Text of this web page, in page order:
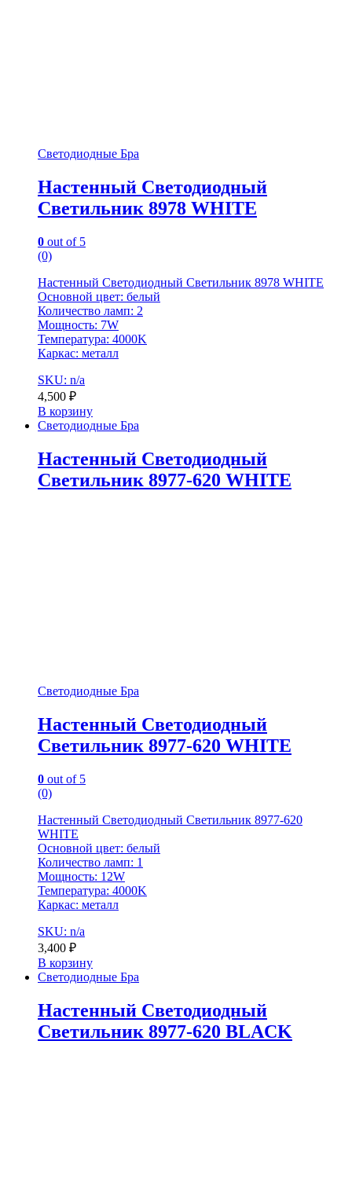
Светодиодные Бра
Настенный Светодиодный
Светильник 8978 WHITE
0 out of 5
(0)
Настенный Светодиодный Светильник 8978 WHITE
Основной цвет: белый
Количество ламп: 2
Мощность: 7W
Температура: 4000K
Каркас: металл
SKU: n/a
4,500 ₽
В корзину
Светодиодные Бра
Настенный Светодиодный
Светильник 8977-620 WHITE
Светодиодные Бра
Настенный Светодиодный
Светильник 8977-620 WHITE
0 out of 5
(0)
Настенный Светодиодный Светильник 8977-620
WHITE
Основной цвет: белый
Количество ламп: 1
Мощность: 12W
Температура: 4000K
Каркас: металл
SKU: n/a
3,400 ₽
В корзину
Светодиодные Бра
Настенный Светодиодный
Светильник 8977-620 BLACK